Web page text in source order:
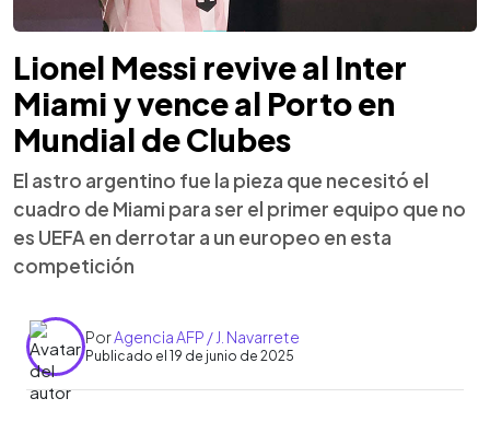
Lionel Messi revive al Inter
Miami y vence al Porto en
Mundial de Clubes
El astro argentino fue la pieza que necesitó el
cuadro de Miami para ser el primer equipo que no
es UEFA en derrotar a un europeo en esta
competición
PorAgencia AFP / J. Navarrete
Publicado el 19 de junio de 2025